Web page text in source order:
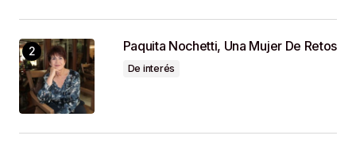
Paquita Nochetti, Una Mujer De Retos
De interés